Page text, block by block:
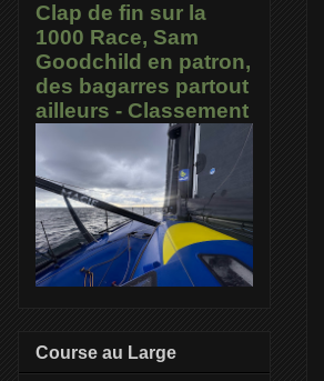
Clap de fin sur la
1000 Race, Sam
Goodchild en patron,
des bagarres partout
ailleurs - Classement
Course au Large